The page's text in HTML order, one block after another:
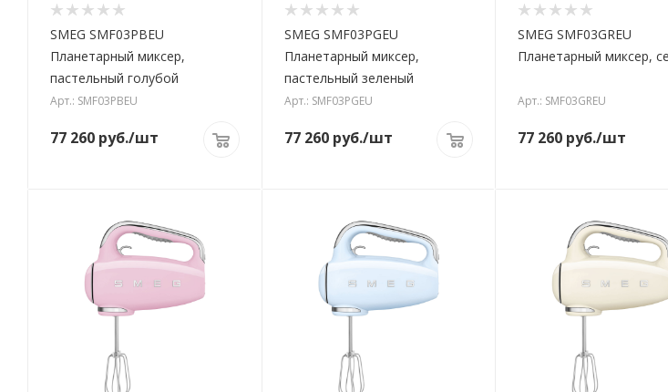
SMEG SMF03PBEU
Планетарный миксер,
пастельный голубой
Арт.: SMF03PBEU
77 260 руб./шт
SMEG SMF03PGEU
Планетарный миксер,
пастельный зеленый
Арт.: SMF03PGEU
77 260руб./шт
SMEG SMF03GREU
Планетарный миксер,
Арт.: SMF03GREU
77 260 руб./шт